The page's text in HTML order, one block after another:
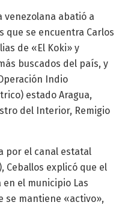
venezolana abatió a
que se encuentra Carlos
de «El Koki» y
buscados del país, y
Indio
estado Aragua,
del Interior, Remigio
por el canal estatal
Ceballos explicó que el
el municipio Las
se mantiene «activo»,